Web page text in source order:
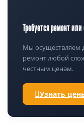
Требуется ремонт
Мы осуществляем
ремонт любой
честным ценам.
Узнать